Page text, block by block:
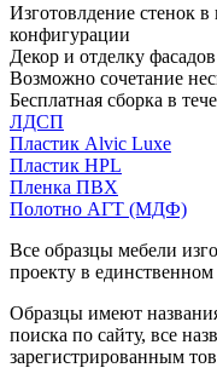
Изготовлдение стенок
конфигурации
Декор и отделку
Возможно сочетание
Бесплатная сборка в
ЛДСП
Пластик Alvic Luxe
Пластик HPL
Пленка ПВХ
Полотно АГТ (МДФ)
Все образцы мебели
проекту в единственном
Образцы имеют
поиска по сайту, все
зарегистрированным